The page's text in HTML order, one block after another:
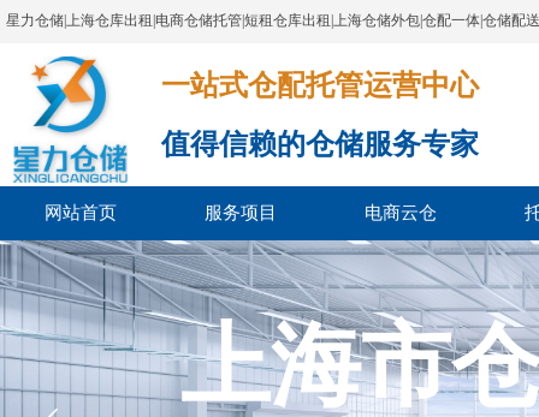
星力仓储|上海仓库出租|电商仓储托管|短租仓库出租|上海仓储外包|仓配一体|仓储配
一站式仓配托管运营中心​​​​​​​​​​​​​​​​​
值得信赖的仓储服务专家
网站首页 服务项目 电商云仓
上海市